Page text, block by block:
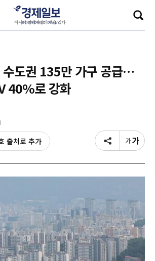
도권 135만 가구 공급…
40%로 강화
출처로 추가